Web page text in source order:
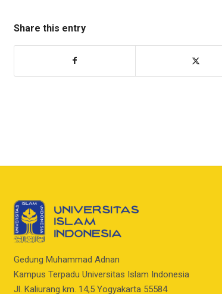
Share this entry
Gedung Muhammad Adnan
Kampus Terpadu Universitas Islam Indonesia
Jl. Kaliurang km. 14,5 Yogyakarta 55584